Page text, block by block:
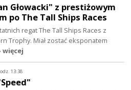
Głowacki" z prestiżowym
po The Tall Ships Races
regat The Tall Ships Races z
Trophy. Miał zostać eksponatem
więcej
13:38